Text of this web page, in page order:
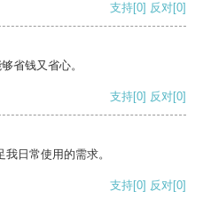
支持[0] 反对[0]
省钱又省心。
支持[0] 反对[0]
日常使用的需求。
支持[0] 反对[0]